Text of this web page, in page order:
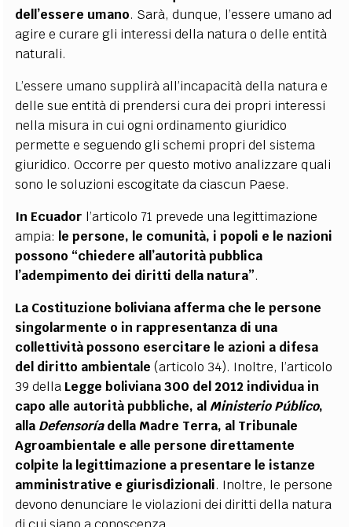
dell’essere umano. Sarà, dunque, l’essere umano ad
agire e curare gli interessi della natura o delle entità
naturali.
L’essere umano supplirà all’incapacità della natura e
delle sue entità di prendersi cura dei propri interessi
nella misura in cui ogni ordinamento giuridico
permette e seguendo gli schemi propri del sistema
giuridico. Occorre per questo motivo analizzare quali
sono le soluzioni escogitate da ciascun Paese.
In Ecuador l’articolo 71 prevede una legittimazione
ampia: le persone, le comunità, i popoli e le nazioni
possono “chiedere all’autorità pubblica
l’adempimento dei diritti della natura”.
La Costituzione boliviana afferma che le persone
singolarmente o in rappresentanza di una
collettività possono esercitare le azioni a difesa
del diritto ambientale (articolo 34). Inoltre, l’articolo
39 della Legge boliviana 300 del 2012 individua in
capo alle autorità pubbliche, al Ministerio Público,
alla Defensoríadella Madre Terra, al Tribunale
Agroambientale e alle persone direttamente
colpite la legittimazione a presentare le istanze
amministrative e giurisdizionali. Inoltre, le persone
devono denunciare le violazioni dei diritti della natura